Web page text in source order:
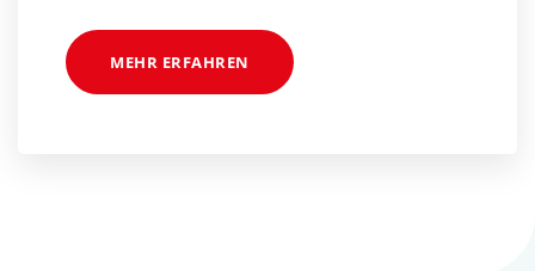
MEHR ERFAHREN